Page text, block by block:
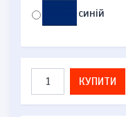
синій
КУПИТИ